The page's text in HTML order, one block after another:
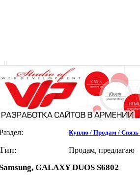
Куплю / Продам /
Продам, предлагаю
GALAXY DUOS S6802